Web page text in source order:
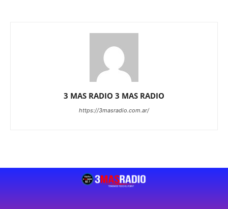
3 MAS RADIO 3 MAS RADIO
https://3masradio.com.ar/